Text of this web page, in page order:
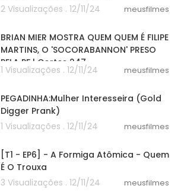
2 Visualizações . 12/11/24
meusfilmes
BRIAN MIER MOSTRA QUEM QUEM É FILIPE
MARTINS, O 'SOCORABANNON' PRESO
PELA PF | Cortes 247
1 Visualizações . 12/11/24 meusfilmes
PEGADINHA:Mulher Interesseira (Gold
Digger Prank)
1 Visualizações . 12/11/24
meusfilmes
[T1 - EP6] - A Formiga Atômica - Quem
É O Trouxa
3 Visualizações . 12/11/24
meusfilmes